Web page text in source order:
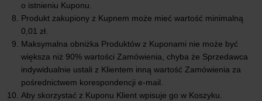
o istnieniu Kuponu.
Produkt zakupiony z Kupnem może mieć wartość minimalną
0,01 zł.
Maksymalna obniżka Produktów z Kuponami nie może być
większa niż 90% wartości Zamówienia, chyba że Sprzedawca
indywidualnie ustali z Klientem inną wartość Zamówienia za
pośrednictwem korespondencji e-mail.
Aby skorzystać z Kuponu Klient wpisuje go w Koszyku.